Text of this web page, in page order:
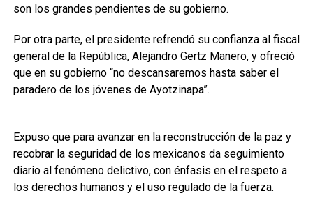
son los grandes pendientes de su gobierno.
Por otra parte, el presidente refrendó su confianza al fiscal
general de la República, Alejandro Gertz Manero, y ofreció
que en su gobierno “no descansaremos hasta saber el
paradero de los jóvenes de Ayotzinapa”.
Expuso que para avanzar en la reconstrucción de la paz y
recobrar la seguridad de los mexicanos da seguimiento
diario al fenómeno delictivo, con énfasis en el respeto a
los derechos humanos y el uso regulado de la fuerza.